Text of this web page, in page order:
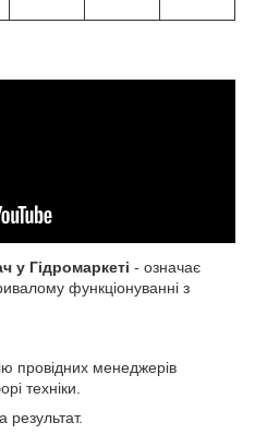
у Гідромаркеті - означає
функціонуванні з
провідних менеджерів
техніки.
результат.